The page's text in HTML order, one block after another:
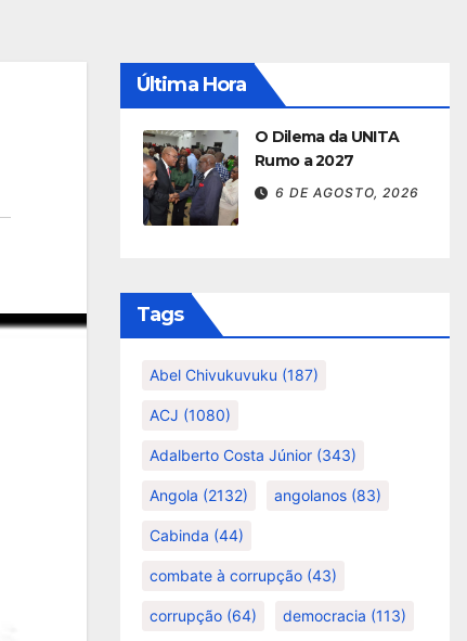
Última Hora
O Dilema da UNITA
Rumo a 2027
6 DE AGOSTO, 2026
Tags
Abel Chivukuvuku (187)
ACJ (1080)
Adalberto Costa Júnior (343)
Angola (2132) angolanos (83)
Cabinda (44)
combate à corrupção (43)
corrupção (64) democracia (113)